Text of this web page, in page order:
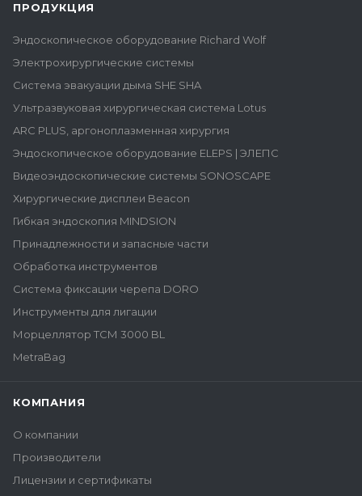
ПРОДУКЦИЯ
Эндоскопическое оборудование Richard Wolf
Электрохирургические системы
Система эвакуации дыма SHE SHA
Ультразвуковая хирургическая система Lotus
ARC PLUS, аргоноплазменная хирургия
Эндоскопическое оборудование ELEPS | ЭЛЕПС
Видеоэндоскопические системы SONOSCAPE
Хирургические дисплеи Beacon
Гибкая эндоскопия MINDSION
Принадлежности и запасные части
Обработка инструментов
Система фиксации черепа DORO
Инструменты для лигации
Морцеллятор ТСМ 3000 BL
MetraBag
КОМПАНИЯ
О компании
Производители
Лицензии и сертификаты